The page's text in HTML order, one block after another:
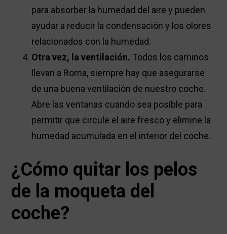
para absorber la humedad del aire y pueden
ayudar a reducir la condensación y los olores
relacionados con la humedad.
Otra vez, la ventilación. Todos los caminos
llevan a Roma, siempre hay que asegurarse
de una buena ventilación de nuestro coche.
Abre las ventanas cuando sea posible para
permitir que circule el aire fresco y elimine la
humedad acumulada en el interior del coche.
¿Cómo quitar los pelos
de la moqueta del
coche?